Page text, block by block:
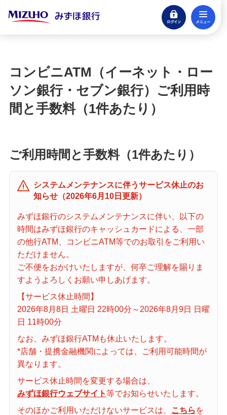
ログイン
閉じる
口座開設
来店不要・スマホで完結
ローン
貯める・増やす
備える
相続・保険
学ぶ・考える
生涯学習
お客さまサポート
困ったときは・よくあるご質問
みずほ銀行について
コンビニATM（イーネット・ロー
ソン銀行・セブン銀行）ご利用時
間と手数料（1件あたり）
ご利用時間と手数料（1件あたり）
システムメンテナンスに伴うサービス休止のお
知らせ（2026年6月10日更新）
みずほ銀行のシステムメンテナンスに伴い、以下の
時間はみずほ銀行のキャッシュカードによる、一部
の他行ATM、コンビニATM等でのお取引をご利用い
ただけません。
ご不便をおかけいたしますが、何卒ご理解を賜りま
すようよろしくお願い申しあげます。
【サービス休止時間】
2026年8月8日 土曜日 22時00分～2026年8月9日 日曜
日 11時00分
なお、みずほ銀行ATMも休止いたします。
*店舗・提携金融機関によっては、ご利用可能時間が
異なります。
サービス休止時間を変更する場合は、
みずほ銀行ウェブサイト等でお知らせいたします。
そのほかご利用いただけないサービスは、
こちら を